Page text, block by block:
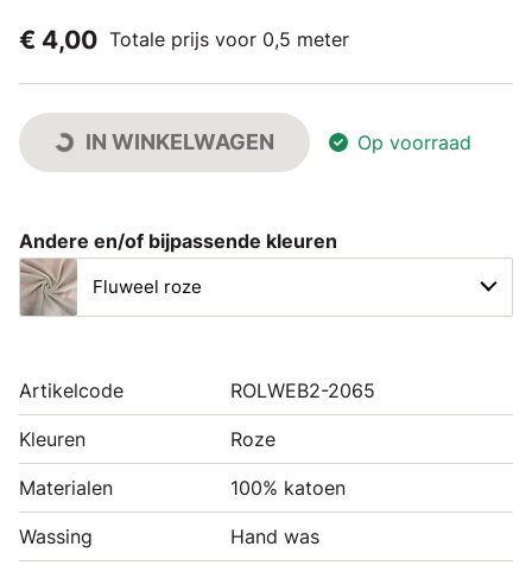
€ 4,00 Totale prijs voor 0,5 meter
IN WINKELWAGEN Op voorraad
Andere en/of bijpassende kleuren
Fluweel roze
Artikelcode ROLWEB2-2065
Kleuren Roze
Materialen 100% katoen
Wassing Hand was